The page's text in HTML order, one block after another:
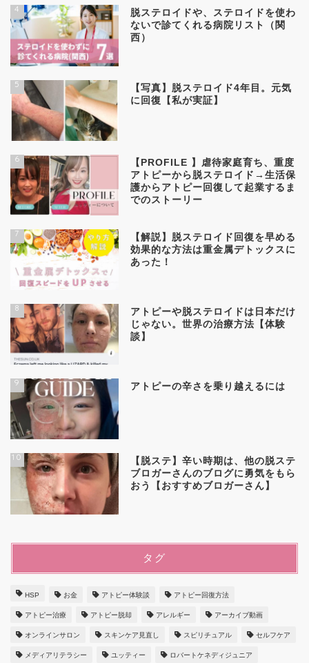
4
脱ステロイドや、ステロイドを使わ
ないで診てくれる病院リスト（関
西）
5
【写真】脱ステロイド4年目。元気
に回復【私が実証】
6
【PROFILE 】虐待家庭育ち、重度
アトピーから脱ステロイド→生活保
護からアトピー回復して起業するま
でのストーリー
7
【解説】脱ステロイド回復を早める
効果的な方法は重金属デトックスに
あった！
8
アトピーや脱ステロイドは日本だけ
じゃない。世界の治療方法【体験
談】
9 アトピーの辛さを乗り越えるには
10
【脱ステ】辛い時期は、他の脱ステ
ブロガーさんのブログに勇気をもら
おう【おすすめブロガーさん】
タグ
HSP お金 アトピー体験談 アトピー回復方法
アトピー治療 アトピー脱却 アレルギー アーカイブ動画
オンラインサロン スキンケア見直し スピリチュアル セルフケア
メディアリテラシー ユッティー ロバートケネディジュニア